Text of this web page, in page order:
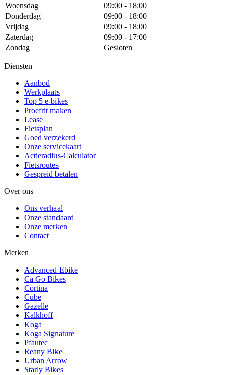
Woensdag
09:00 - 18:00
Donderdag
09:00 - 18:00
Vrijdag
09:00 - 18:00
Zaterdag
09:00 - 17:00
Zondag
Gesloten
Diensten
Aanbod
Werkplaats
Top 5 e-bikes
Proefrit maken
Lease
Fietsplan
Goed verzekerd
Onze servicekaart
Actieradius-Calculator
Fietsroutes
Gespreid betalen
Over ons
Ons verhaal
Onze standaard
Onze merken
Contact
Merken
Advanced Ebike
Ca Go Bikes
Cortina
Cube
Gazelle
Kalkhoff
Koga
Koga Signature
Pfautec
Reany Bike
Urban Arrow
Starly Bikes